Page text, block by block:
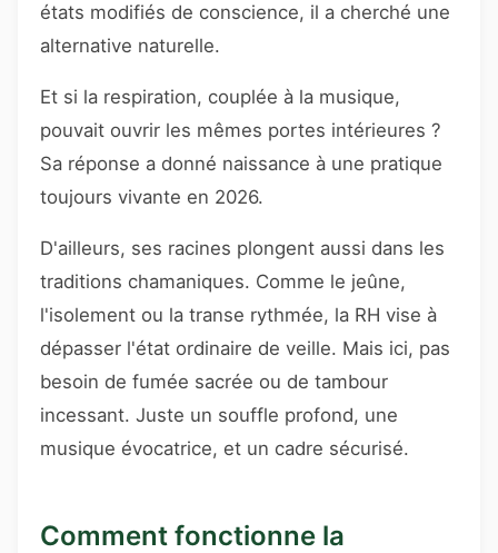
états modifiés de conscience, il a cherché une
alternative naturelle.
Et si la respiration, couplée à la musique,
pouvait ouvrir les mêmes portes intérieures ?
Sa réponse a donné naissance à une pratique
toujours vivante en 2026.
D'ailleurs, ses racines plongent aussi dans les
traditions chamaniques. Comme le jeûne,
l'isolement ou la transe rythmée, la RH vise à
dépasser l'état ordinaire de veille. Mais ici, pas
besoin de fumée sacrée ou de tambour
incessant. Juste un souffle profond, une
musique évocatrice, et un cadre sécurisé.
Comment fonctionne la